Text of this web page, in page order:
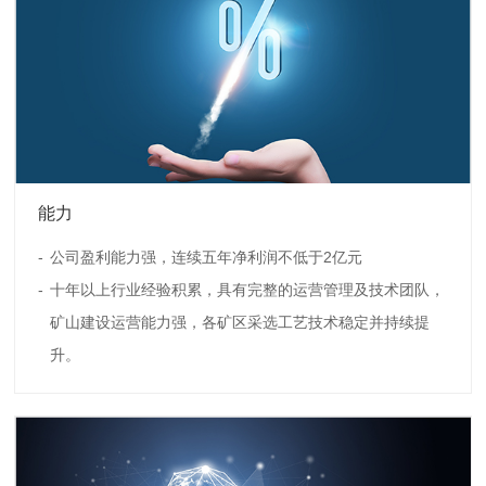
能力
公司盈利能力强，连续五年净利润不低于2亿元
十年以上行业经验积累，具有完整的运营管理及技术团队，
矿山建设运营能力强，各矿区采选工艺技术稳定并持续提
升。